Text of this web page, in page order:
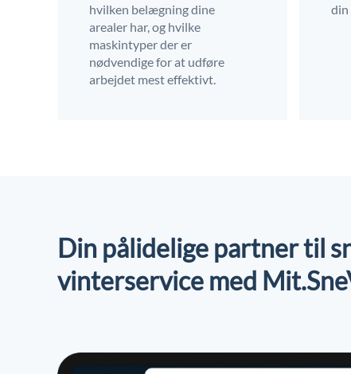
hvilken belægning dine
arealer har, og hvilke
maskintyper der er
nødvendige for at udføre
arbejdet mest effektivt.
din
Din pålidelige partner til
vinterservice med